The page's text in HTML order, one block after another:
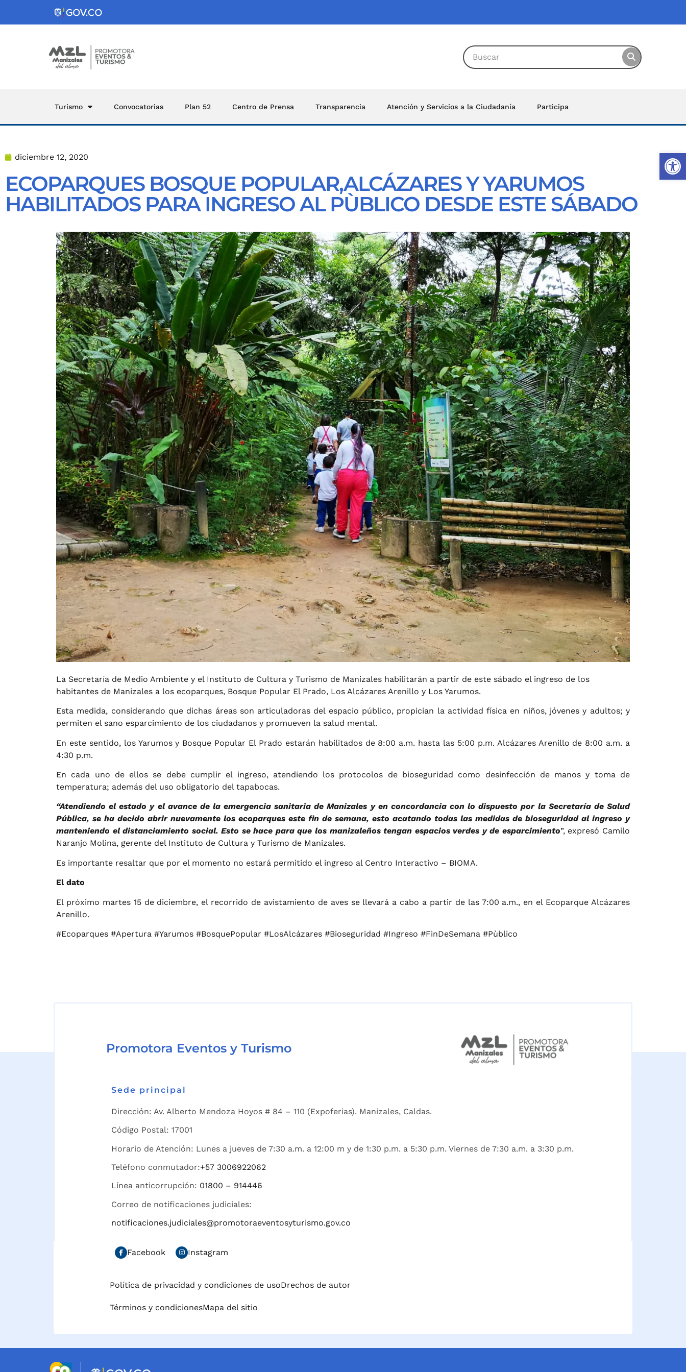
Turismo Convocatorias Plan 52 Centro de Prensa Transparencia Atención y Servicios a la Ciudadanía Participa
diciembre 12, 2020
ECOPARQUES BOSQUE POPULAR,ALCÁZARES Y YARUMOS
HABILITADOS PARA INGRESO AL PÙBLICO DESDE ESTE SÁBADO
La Secretaría de Medio Ambiente y el Instituto de Cultura y Turismo de Manizales habilitarán a partir de este sábado el ingreso de los
habitantes de Manizales a los ecoparques, Bosque Popular El Prado, Los Alcázares Arenillo y Los Yarumos.
Esta medida, considerando que dichas áreas son articuladoras del espacio público, propician la actividad física en niños, jóvenes y adultos; y
permiten el sano esparcimiento de los ciudadanos y promueven la salud mental.
En este sentido, los Yarumos y Bosque Popular El Prado estarán habilitados de 8:00 a.m. hasta las 5:00 p.m. Alcázares Arenillo de 8:00 a.m. a
4:30 p.m.
En cada uno de ellos se debe cumplir el ingreso, atendiendo los protocolos de bioseguridad como desinfección de manos y toma de
temperatura; además del uso obligatorio del tapabocas.
“Atendiendo el estado y el avance de la emergencia sanitaria de Manizales y en concordancia con lo dispuesto por la Secretaría de Salud
Pública, se ha decido abrir nuevamente los ecoparques este fin de semana, esto acatando todas las medidas de bioseguridad al ingreso y
manteniendo el distanciamiento social. Esto se hace para que los manizaleños tengan espacios verdes y de esparcimiento”, expresó Camilo
Naranjo Molina, gerente del Instituto de Cultura y Turismo de Manizales.
Es importante resaltar que por el momento no estará permitido el ingreso al Centro Interactivo – BIOMA.
El dato
El próximo martes 15 de diciembre, el recorrido de avistamiento de aves se llevará a cabo a partir de las 7:00 a.m., en el Ecoparque Alcázares
Arenillo.
#Ecoparques #Apertura #Yarumos #BosquePopular #LosAlcázares #Bioseguridad #Ingreso #FinDeSemana #Pùblico
Promotora Eventos y Turismo
Sede principal
Dirección: Av. Alberto Mendoza Hoyos # 84 – 110 (Expoferias). Manizales, Caldas.
Código Postal: 17001
Horario de Atención: Lunes a jueves de 7:30 a.m. a 12:00 m y de 1:30 p.m. a 5:30 p.m. Viernes de 7:30 a.m. a 3:30 p.m.
Teléfono conmutador:+57 3006922062
Línea anticorrupción: 01800 – 914446
Correo de notificaciones judiciales:
notificaciones.judiciales@promotoraeventosyturismo.gov.co
Facebook Instagram
Política de privacidad y condiciones de usoDrechos de autor
Términos y condicionesMapa del sitio